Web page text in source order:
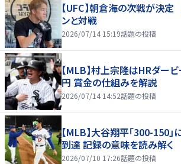
【UFC】朝倉海の次戦が決
ンと対戦
2026/07/14 15:19話題の投稿
【MLB】村上宗隆はHRダー
円 賞金の仕組みを解説
2026/07/14 14:52話題の投稿
【MLB】大谷翔平「300-150
到達 記録の意味を読み解く
2026/07/10 17:26話題の投稿